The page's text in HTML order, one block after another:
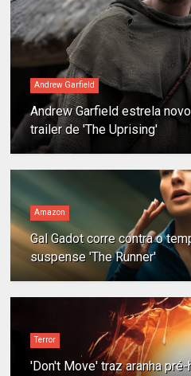
Andrew Garfield
Andrew Garfield estrela
trailer de 'The Uprising'
Amazon
Gal Gadot corre contra o
suspense 'The Runner'
Terror
'Don't Move' traz aranha